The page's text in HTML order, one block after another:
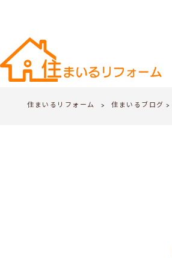
住まいるリフォーム > 住まいるブログ >